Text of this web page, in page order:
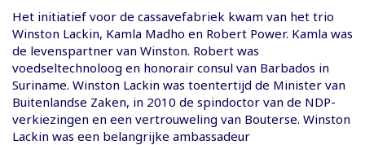
Het initiatief voor de cassavefabriek kwam van het trio
Winston Lackin, Kamla Madho en Robert Power. Kamla was
de levenspartner van Winston. Robert was
voedseltechnoloog en honorair consul van Barbados in
Suriname. Winston Lackin was toentertijd de Minister van
Buitenlandse Zaken, in 2010 de spindoctor van de NDP-
verkiezingen en een vertrouweling van Bouterse. Winston
Lackin was een belangrijke ambassadeur